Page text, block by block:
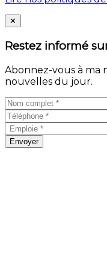
Close
✕
Restez informé
Abonnez-vous à ma
nouvelles du jour.
Envoyer